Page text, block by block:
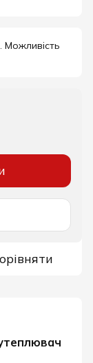
Можливість